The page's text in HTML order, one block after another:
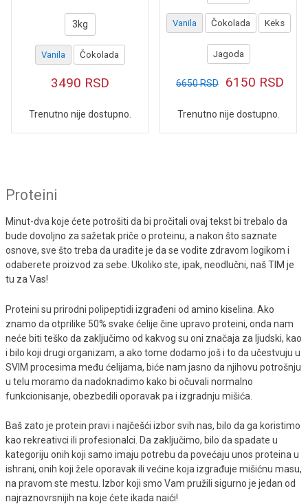
3kg
Vanila Čokolada
3490 RSD
Trenutno nije dostupno.
Vanila Čokolada Keks
Jagoda
6650RSD 6150 RSD
Trenutno nije dostupno.
Proteini
Minut-dva koje ćete potrošiti da bi pročitali ovaj tekst bi trebalo da
bude dovoljno za sažetak priče o proteinu, a nakon što saznate
osnove, sve što treba da uradite je da se vodite zdravom logikom i
odaberete proizvod za sebe. Ukoliko ste, ipak, neodlučni, naš TIM je
tu za Vas!
Proteini su prirodni polipeptidi izgrađeni od amino kiselina. Ako
znamo da otprilike 50% svake ćelije čine upravo proteini, onda nam
neće biti teško da zaključimo od kakvog su oni značaja za ljudski, kao
i bilo koji drugi organizam, a ako tome dodamo još i to da učestvuju u
SVIM procesima među ćelijama, biće nam jasno da njihovu potrošnju
u telu moramo da nadoknadimo kako bi očuvali normalno
funkcionisanje, obezbedili oporavak pa i izgradnju mišića.
Baš zato je protein pravi i najčešći izbor svih nas, bilo da ga koristimo
kao rekreativci ili profesionalci. Da zaključimo, bilo da spadate u
kategoriju onih koji samo imaju potrebu da povećaju unos proteina u
ishrani, onih koji žele oporavak ili većine koja izgrađuje mišićnu masu,
na pravom ste mestu. Izbor koji smo Vam pružili sigurno je jedan od
najraznovrsnijih na koje ćete ikada naići!